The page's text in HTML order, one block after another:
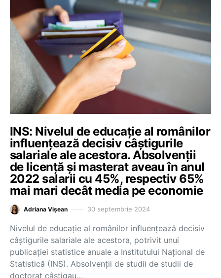
INS: Nivelul de educație al românilor
influențează decisiv câștigurile
salariale ale acestora. Absolvenții
de licență și masterat aveau în anul
2022 salarii cu 45%, respectiv 65%
mai mari decât media pe economie
Adriana Vișean 30 septembrie 2024
Nivelul de educație al românilor influențează decisiv
câștigurile salariale ale acestora, potrivit unui
publicației statistice anuale a Institutului Național de
Statistică (INS). Absolvenții de studii de studii de
doctorat câștigau…